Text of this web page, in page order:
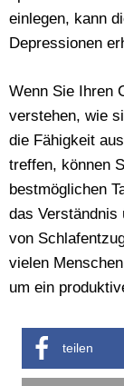
einlegen, kann
Depressionen
Wenn Sie Ihren
verstehen, wie
die Fähigkeit
treffen, können
bestmöglichen
das Verständnis
von
vielen
um ein
teilen